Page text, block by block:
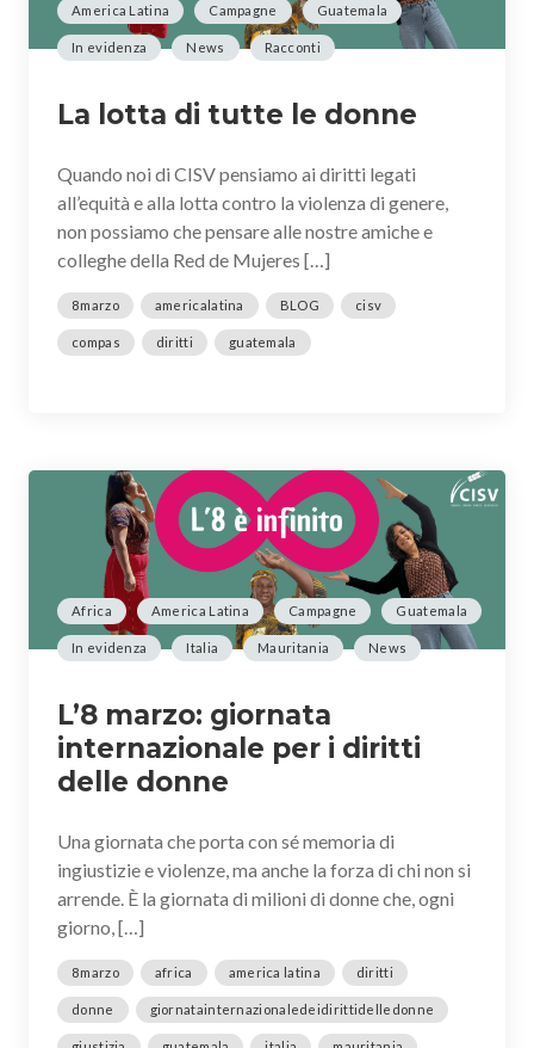
America Latina Campagne Guatemala
In evidenza News Racconti
La lotta di tutte le donne
Quando noi di CISV pensiamo ai diritti legati
all’equità e alla lotta contro la violenza di genere,
non possiamo che pensare alle nostre amiche e
colleghe della Red de Mujeres […]
8marzo americalatina BLOG cisv
compas diritti guatemala
Africa America Latina Campagne Guatemala
In evidenza Italia Mauritania News
L’8 marzo: giornata
internazionale per i diritti
delle donne
Una giornata che porta con sé memoria di
ingiustizie e violenze, ma anche la forza di chi non si
arrende. È la giornata di milioni di donne che, ogni
giorno, […]
8marzo africa america latina diritti
donne giornatainternazionaledeidirittidelledonne